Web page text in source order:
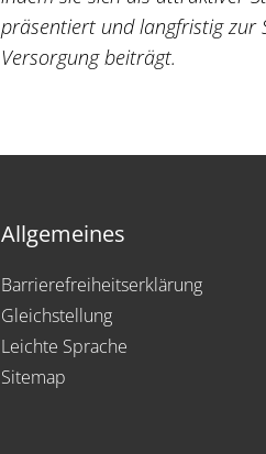
präsentiert und langfristig zur
Versorgung beiträgt.
Allgemeines
Barrierefreiheitserklärung
Gleichstellung
Leichte Sprache
Sitemap